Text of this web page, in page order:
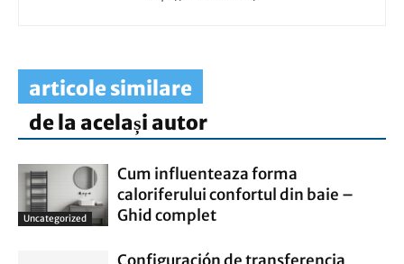
articole similare
de la același autor
Uncategorized
Cum influenteaza forma
caloriferului confortul din baie –
Ghid complet